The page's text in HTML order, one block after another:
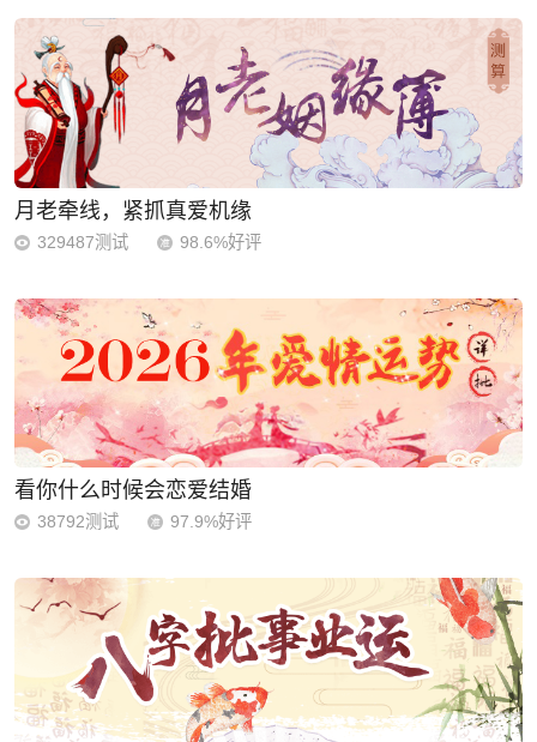
月老牵线，紧抓真爱机缘
329487测试 98.6%好评
看你什么时候会恋爱结婚
38792测试 97.9%好评